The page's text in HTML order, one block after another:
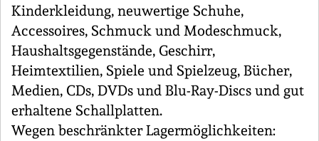
Kinderkleidung, neuwertige Schuhe,
Accessoires, Schmuck und Modeschmuck,
Haushaltsgegenstände, Geschirr,
Heimtextilien, Spiele und Spielzeug, Bücher,
Medien, CDs, DVDs und Blu-Ray-Discs und gut
erhaltene Schallplatten.
Wegen beschränkter Lagermöglichkeiten: